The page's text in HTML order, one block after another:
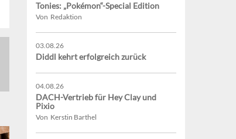
Tonies: „Pokémon“-Special Edition
Von Redaktion
03.08.26
Diddl kehrt erfolgreich zurück
04.08.26
DACH-Vertrieb für Hey Clay und
Pixio
Von Kerstin Barthel